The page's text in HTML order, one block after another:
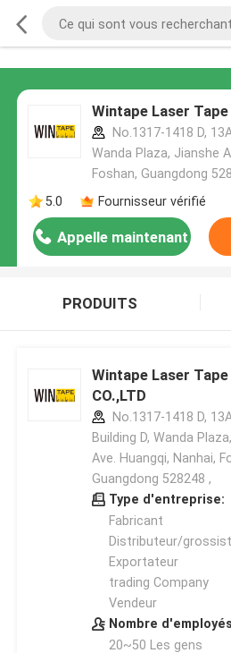
Wintape Laser Tape
No.1317-1418 D,
Wanda Plaza, Jianshe
Foshan, Guangdong
5.0
Fournisseur vérifié
Appelle maintenant
PRODUITS
Wintape Laser
CO.,LTD
No.1317-1418 D,
Building D, Wanda
Ave. Huangqi, Nanhai,
Guangdong 528248 ,
Type d'entreprise:
Fabricant
Distributeur/
Exportateur
trading Company
Vendeur
Nombre
20~50 Les gens